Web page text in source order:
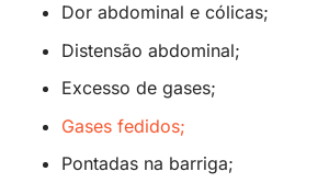
Dor abdominal e cólicas;
Distensão abdominal;
Excesso de gases;
Gases fedidos;
Pontadas na barriga;